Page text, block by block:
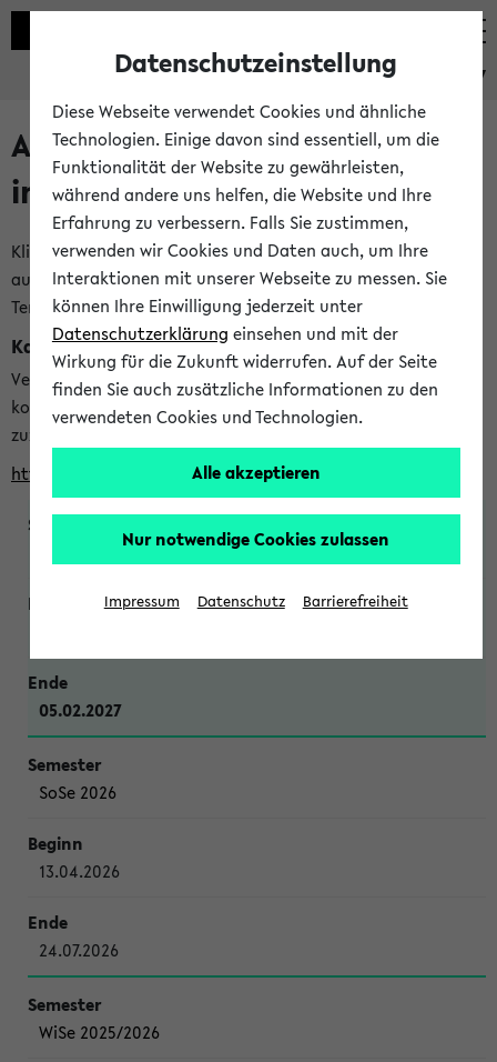
eKVV
Alle veröffentlichten Semester
im eKVV
Klicken Sie auf das Semester, welches Sie für Ihre Sitzung
auswählen möchten. Bitte beachten Sie auch die weiteren
Termine imKalender der Lehrplanung
Kalenderintegration
Verwenden Sie die folgende Adresse, um mit einer
kompatiblen Kalenderanwendung auf die Vorlesungszeiten
zuzugreifen (nähere Informationen
finden Sie hier
https://ekvv.uni-bielefeld.de/ws/calendar?vz
WiSe 2026/2027
05.02.2027
SoSe 2026
13.04.2026
24.07.2026
WiSe 2025/2026
Datenschutzeinstellung
Diese Webseite verwendet Cookies und ähnliche
Technologien. Einige davon sind essentiell, um die
Funktionalität der Website zu gewährleisten,
während andere uns helfen, die Website und Ihre
Erfahrung zu verbessern. Falls Sie zustimmen,
verwenden wir Cookies und Daten auch, um Ihre
Interaktionen mit unserer Webseite zu messen. Sie
können Ihre Einwilligung jederzeit unter
Datenschutzerklärung einsehen und mit der
Wirkung für die Zukunft widerrufen. Auf der Seite
finden Sie auch zusätzliche Informationen zu den
verwendeten Cookies und Technologien.
Alle akzeptieren
Nur notwendige Cookies zulassen
Impressum Datenschutz Barrierefreiheit